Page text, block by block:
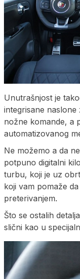
Unutrašnjost je
integrisane
nožne komande, a
automatizovanog
Ne možemo a da
potpuno digitalni
turbu, koji je uz
koji vam pomaže
preterivanjem.
Što se ostalih
slični kao u